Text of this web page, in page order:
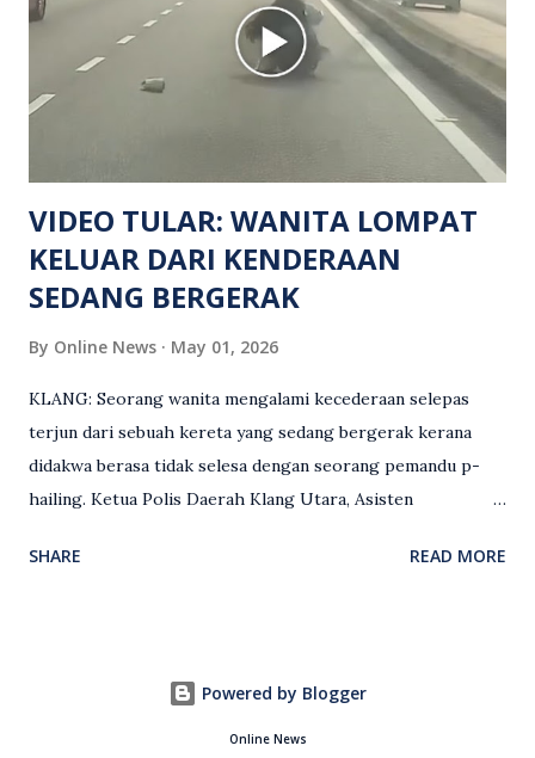
namun identitinya masih belum dikenal pasti selepas dibawa
keluar dari lokasi oleh kenalannya. Polis kini sedang giat
mengesan dua suspek yang masih bebas bagi membantu
siasatan lanjut. Kes disiasat mengikut Seksyen 302 Kanun
Keseksaan kerana membunuh. Orang ramai yang mempunyai
maklumat diminta t...
VIDEO TULAR: WANITA LOMPAT
KELUAR DARI KENDERAAN
SEDANG BERGERAK
By Online News May 01, 2026
KLANG: Seorang wanita mengalami kecederaan selepas
terjun dari sebuah kereta yang sedang bergerak kerana
didakwa berasa tidak selesa dengan seorang pemandu p-
hailing. Ketua Polis Daerah Klang Utara, Asisten
(2 Mei), berkata pemandu berusia 47 tahun itu telah
ketika pengadu sedang membawa dua penumpang. “Tiba-
tiba, salah seorang penumpang wanita membuka pintu
SHARE READ MORE
Powered by Blogger
Online News